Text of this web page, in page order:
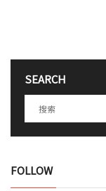
SEARCH
FOLLOW